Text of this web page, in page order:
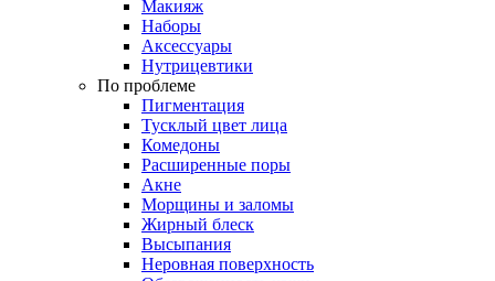
Макияж
Наборы
Аксессуары
Нутрицевтики
По проблеме
Пигментация
Тусклый цвет лица
Комедоны
Расширенные поры
Акне
Морщины и заломы
Жирный блеск
Высыпания
Неровная поверхность